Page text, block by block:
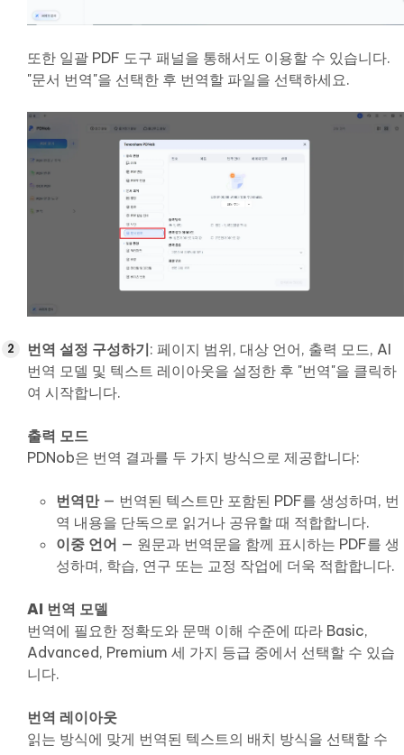
또한 일괄 PDF 도구 패널을 통해서도 이용할 수 있습니다.
"문서 번역"을 선택한 후 번역할 파일을 선택하세요.
번역 설정 구성하기: 페이지 범위, 대상 언어, 출력 모드, AI
번역 모델 및 텍스트 레이아웃을 설정한 후 "번역"을 클릭하
여 시작합니다.
출력 모드
PDNob은 번역 결과를 두 가지 방식으로 제공합니다:
번역만— 번역된 텍스트만 포함된 PDF를 생성하며, 번
역 내용을 단독으로 읽거나 공유할 때 적합합니다.
이중 언어 — 원문과 번역문을 함께 표시하는 PDF를 생
성하며, 학습, 연구 또는 교정 작업에 더욱 적합합니다.
AI 번역 모델
번역에 필요한 정확도와 문맥 이해 수준에 따라 Basic,
Advanced, Premium 세 가지 등급 중에서 선택할 수 있습
니다.
번역 레이아웃
읽는 방식에 맞게 번역된 텍스트의 배치 방식을 선택할 수